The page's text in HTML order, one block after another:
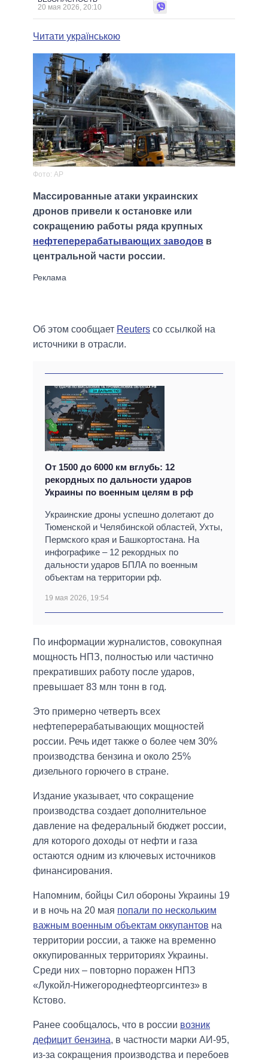
20 мая 2026, 20:10
Читати українською
Фото: AP
Массированные атаки украинских
дронов привели к остановке или
сокращению работы ряда крупных
нефтеперерабатывающих заводов в
центральной части россии.
Об этом сообщает Reuters со ссылкой на
источники в отрасли.
От 1500 до 6000 км вглубь: 12
рекордных по дальности ударов
Украины по военным целям в рф
Украинские дроны успешно долетают до
Тюменской и Челябинской областей, Ухты,
Пермского края и Башкортостана. На
инфографике – 12 рекордных по
дальности ударов БПЛА по военным
объектам на территории рф.
19 мая 2026, 19:54
По информации журналистов, совокупная
мощность НПЗ, полностью или частично
прекративших работу после ударов,
превышает 83 млн тонн в год.
Это примерно четверть всех
нефтеперерабатывающих мощностей
россии. Речь идет также о более чем 30%
производства бензина и около 25%
дизельного горючего в стране.
Издание указывает, что сокращение
производства создает дополнительное
давление на федеральный бюджет россии,
для которого доходы от нефти и газа
остаются одним из ключевых источников
финансирования.
Напомним, бойцы Сил обороны Украины 19
и в ночь на 20 мая попали по нескольким
важным военным объектам оккупантов на
территории россии, а также на временно
оккупированных территориях Украины.
Среди них – повторно поражен НПЗ
«Лукойл-Нижегороднефтеоргсинтез» в
Кстово.
Ранее сообщалось, что в россии возник
дефицит бензина, в частности марки АИ-95,
из-за сокращения производства и перебоев